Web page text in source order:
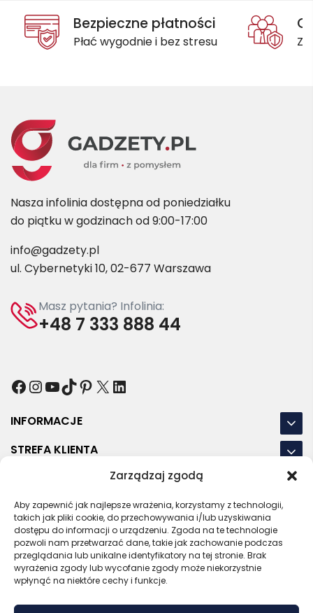
Zarządzaj zgodą
Aby zapewnić jak najlepsze wrażenia, korzystamy z technologii,
takich jak pliki cookie, do przechowywania i/lub uzyskiwania
dostępu do informacji o urządzeniu. Zgoda na te technologie
pozwoli nam przetwarzać dane, takie jak zachowanie podczas
przeglądania lub unikalne identyfikatory na tej stronie. Brak
wyrażenia zgody lub wycofanie zgody może niekorzystnie
wpłynąć na niektóre cechy i funkcje.
Bezpieczne płatności
Płać wygodnie i bez stresu
Nasza infolinia dostępna od poniedziałku
do piątku w godzinach od 9:00-17:00
info@gadzety.pl
ul. Cybernetyki 10, 02-677 Warszawa
Masz pytania? Infolinia:
+48 7 333 888 44
Facebook
Instagram
YouTube
TikTok
Pinterest
X LinkedIn
INFORMACJE
STREFA KLIENTA
NASZE LOKALIZACJE
OSTATNIE POSTY
RODOREGULAMINPOLITYKA PRYWATNOŚCI